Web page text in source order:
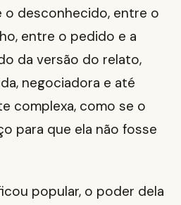
o desconhecido, entre o
entre o pedido e a
da versão do relato,
negociadora e até
complexa, como se o
para que ela não fosse
popular, o poder dela